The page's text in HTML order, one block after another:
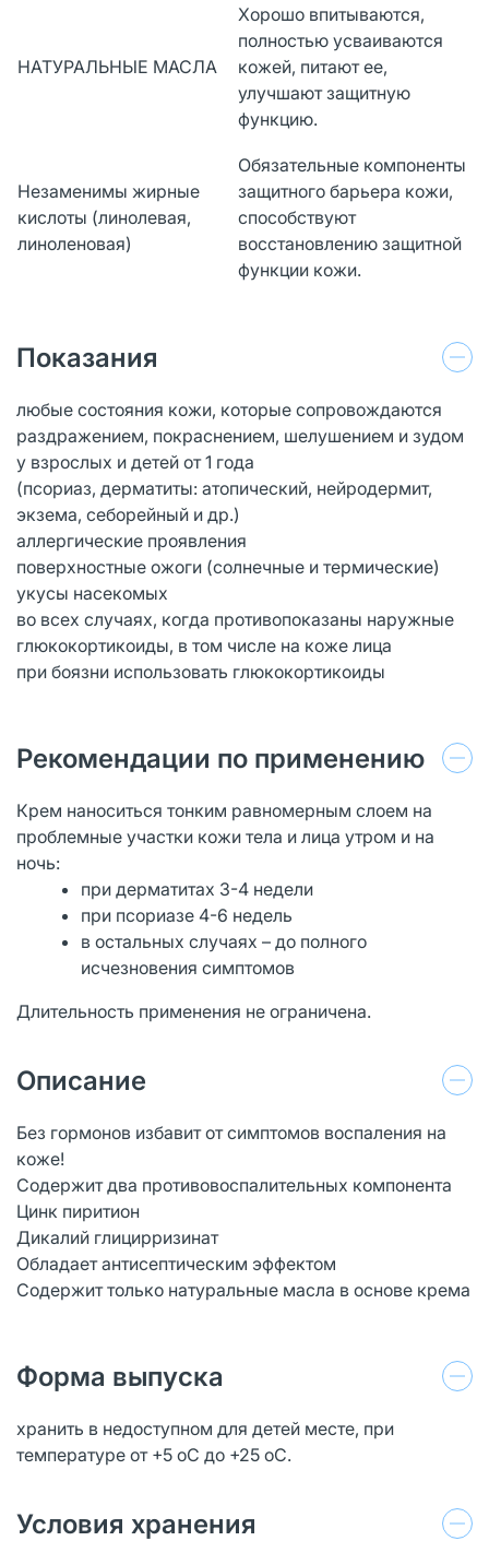
НАТУРАЛЬНЫЕ МАСЛА
Хорошо впитываются,
полностью усваиваются
кожей, питают ее,
улучшают защитную
функцию.
Незаменимы жирные
кислоты (линолевая,
линоленовая)
Обязательные компоненты
защитного барьера кожи,
способствуют
восстановлению защитной
функции кожи.
Показания
любые состояния кожи, которые сопровождаются
раздражением, покраснением, шелушением и зудом
у взрослых и детей от 1 года
(псориаз, дерматиты: атопический, нейродермит,
экзема, себорейный и др.)
аллергические проявления
поверхностные ожоги (солнечные и термические)
укусы насекомых
во всех случаях, когда противопоказаны наружные
глюкокортикоиды, в том числе на коже лица
при боязни использовать глюкокортикоиды
Рекомендации по применению
Крем наноситься тонким равномерным слоем на
проблемные участки кожи тела и лица утром и на
ночь:
при дерматитах 3-4 недели
при псориазе 4-6 недель
в остальных случаях – до полного
исчезновения симптомов
Длительность применения не ограничена.
Описание
Без гормонов избавит от симптомов воспаления на
коже!
Содержит два противовоспалительных компонента
Цинк пиритион
Дикалий глицирризинат
Обладает антисептическим эффектом
Содержит только натуральные масла в основе крема
Форма выпуска
хранить в недоступном для детей месте, при
температуре от +5 оС до +25 оС.
Условия хранения